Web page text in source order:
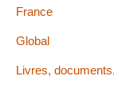
France
Global
Livres,